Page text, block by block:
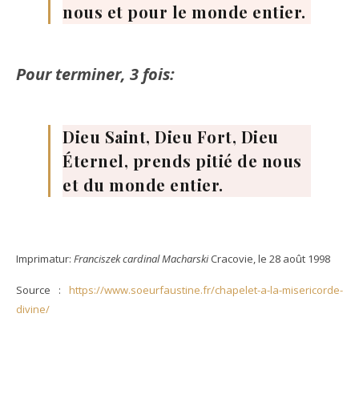
nous et pour le monde entier.
Pour terminer, 3 fois:
Dieu Saint, Dieu Fort, Dieu
Éternel, prends pitié de nous
et du monde entier.
Imprimatur: Franciszek cardinal MacharskiCracovie, le 28 août 1998
Source : https://www.soeurfaustine.fr/chapelet-a-la-misericorde-
divine/